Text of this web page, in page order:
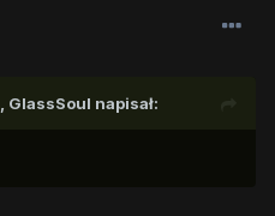
GlassSoul napisał: